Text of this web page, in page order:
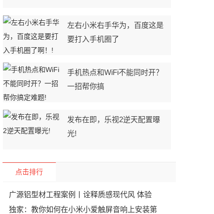
左右小米右手华为，百度这是
要打入手机圈了
手机热点和WiFi不能同时开？
一招帮你搞
发布在即，乐视2逆天配置曝
光!
点击排行
广源铝型材工程案例丨诠释质感现代风 体验
独家：教你如何在小米小爱触屏音响上安装第